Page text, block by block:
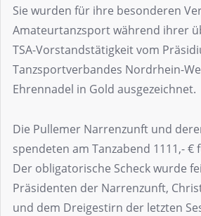
Sie wurden für ihre besonderen
Amateurtanzsport während ihrer
TSA-Vorstandstätigkeit vom
Tanzsportverbandes Nordrhein-
Ehrennadel in Gold ausgezeichnet.
Die Pullemer Narrenzunft und
spendeten am Tanzabend 1111,- €
Der obligatorische Scheck wurde
Präsidenten der Narrenzunft,
und dem Dreigestirn der letzten